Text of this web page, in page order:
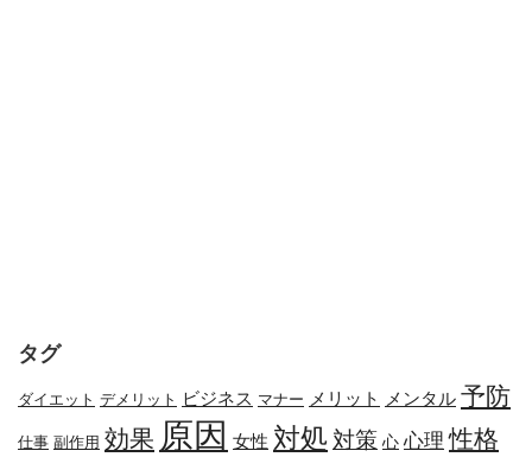
タグ
ダイエット デメリット ビジネス マナー メリット メンタル 予防
仕事 副作用 効果 原因 女性 対処 対策 心 心理 性格